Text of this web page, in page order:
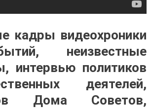
кадры видеохроники
неизвестные
интервью политиков
деятелей,
Дома Советов,